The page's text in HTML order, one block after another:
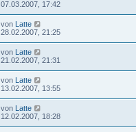
07.03.2007, 17:42
von Latte
28.02.2007, 21:25
von Latte
21.02.2007, 21:31
von Latte
13.02.2007, 13:55
von Latte
12.02.2007, 18:28